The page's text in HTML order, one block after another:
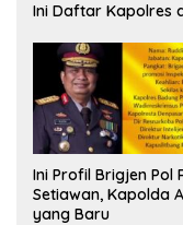
Ini Daftar Kapolres
Ini Profil Brigjen Pol
Setiawan, Kapolda
yang Baru